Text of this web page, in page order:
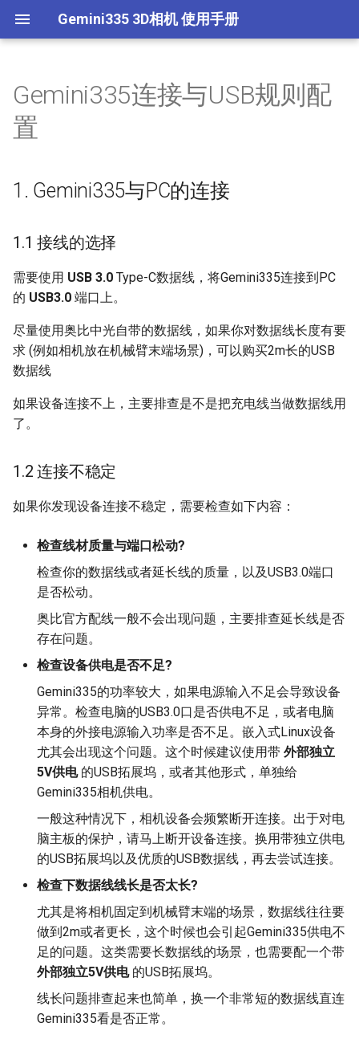
Gemini335 3D相机 使用手册
版权声明-Gemini335
Gemini335相机规格与常见问
题汇总
家教程获取方法
置
Gemini335连接与USB规则配
置
USB基础知识与注意事项
上位机使用说明
Gemini335点云样例预览
Gemini336L点云样例预览-户
外
🔒 英伟达显卡驱动-CUDA-
CUDNN-Windows
CUDNN-Ubuntu
🔒 相机固件下载与升级
🔒 安装pyorbbecsdk-Windows
🔒 阿凯机器人工具箱
🔒 阿凯机器人工具箱(Ubuntu)
🔒 测试pyorbbecsdk动态链接
库导入
🔒 深度图分辨率设置与读取
🔒 读取相机内参
🔒 像素坐标转换为三维坐标
🔒 彩图与深度转化为Open3D
🔒 彩色相机参数配置
🔒 深度相机参数配置
🔒 从YAML文件加载相机配置
🔒 Gemini335相机对象初始化
🔒 彩图获取与动态更新
标
🔒 彩图与深度图生成点云与动
态更新
🔒 使用二值化罩层筛选点云
🔒 获取相机坐标系下工作台平
🔒 体素法向量估计
🔒 体素下采样
🔒 盒子上表面中心点+盒子高
度测量
🔒 盒子上表面法向量估计与可
🔒 移除离群点
OBB)
🔒 获取Radon相机标定板的位
🔒 绘制坐标系+标定板+相机模
🔒 点云空间变换
🔒 HSV颜色阈值调参+色块检
测
(3D版)
🔒 YoloV8目标检测模型训练与
部署
🔒 使用ISAT制作实例分割数据
集
部署
🔒 人脸检测
🔒 人脸特征点检测
🔒 人体特征点检测
🔒 安装OpenCV4.7-Ubuntu
🔒 pyorbbecksdk源码编译
(Windows)
🔒 pyorbbecsdk源码编译
(Ubuntu)
🔒 阿凯机器人工具箱
🔒 阿凯机器人工具箱
(Ubuntu+Anaconda)
Gemini335连接与USB规则配
置
1. Gemini335与PC的连接
1.1 接线的选择
需要使用 USB 3.0 Type-C数据线，将Gemini335连接到PC
的 USB3.0 端口上。
尽量使用奥比中光自带的数据线，如果你对数据线长度有要
求 (例如相机放在机械臂末端场景)，可以购买2m长的USB
数据线
如果设备连接不上，主要排查是不是把充电线当做数据线用
了。
1.2 连接不稳定
如果你发现设备连接不稳定，需要检查如下内容：
检查线材质量与端口松动?
检查你的数据线或者延长线的质量，以及USB3.0端口
是否松动。
奥比官方配线一般不会出现问题，主要排查延长线是否
存在问题。
检查设备供电是否不足?
Gemini335的功率较大，如果电源输入不足会导致设备
异常。检查电脑的USB3.0口是否供电不足，或者电脑
本身的外接电源输入功率是否不足。嵌入式Linux设备
尤其会出现这个问题。这个时候建议使用带 外部独立
5V供电 的USB拓展坞，或者其他形式，单独给
Gemini335相机供电。
一般这种情况下，相机设备会频繁断开连接。出于对电
脑主板的保护，请马上断开设备连接。换用带独立供电
的USB拓展坞以及优质的USB数据线，再去尝试连接。
检查下数据线线长是否太长?
尤其是将相机固定到机械臂末端的场景，数据线往往要
做到2m或者更长，这个时候也会引起Gemini335供电不
足的问题。这类需要长数据线的场景，也需要配一个带
外部独立5V供电 的USB拓展坞。
线长问题排查起来也简单，换一个非常短的数据线直连
Gemini335看是否正常。